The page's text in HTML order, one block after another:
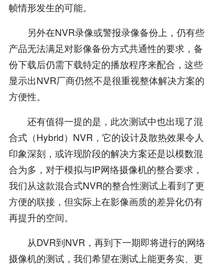
帧情形发生的可能。
另外在NVR录像或警报录像备份上，仍有些
产品无法满足对影像备份方式共通性的要求，备
份下载后仍需下载特定的播放程序来配合，这些
显示出NVR厂商仍然不是很重视整体解决方案的
方便性。
还有值得一提的是，此次测试中也出现了混
合式（Hybrid）NVR，它的设计及散热效果令人
印象深刻，或许现阶段的解决方案还是以模数混
合为多，对于模拟与IP网络摄像机的整合要求，
我们从这款混合式NVR的整合性测试上看到了更
方便的联接，但实际上在影像画质的差异化仍有
再提升的空间。
从DVR到NVR，再到下一期即将进行的网络
摄像机的测试，我们希望在测试上能更务实、更